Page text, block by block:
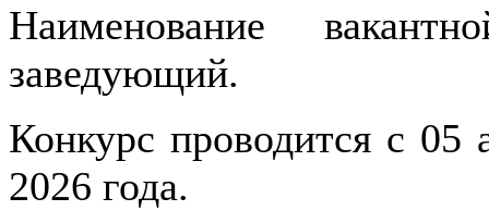
Наименование
заведующий.
Конкурс проводится с 05
2026 года.